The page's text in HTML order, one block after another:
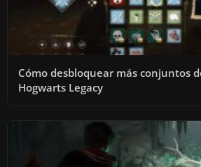
Cómo desbloquear más conjuntos
Hogwarts Legacy